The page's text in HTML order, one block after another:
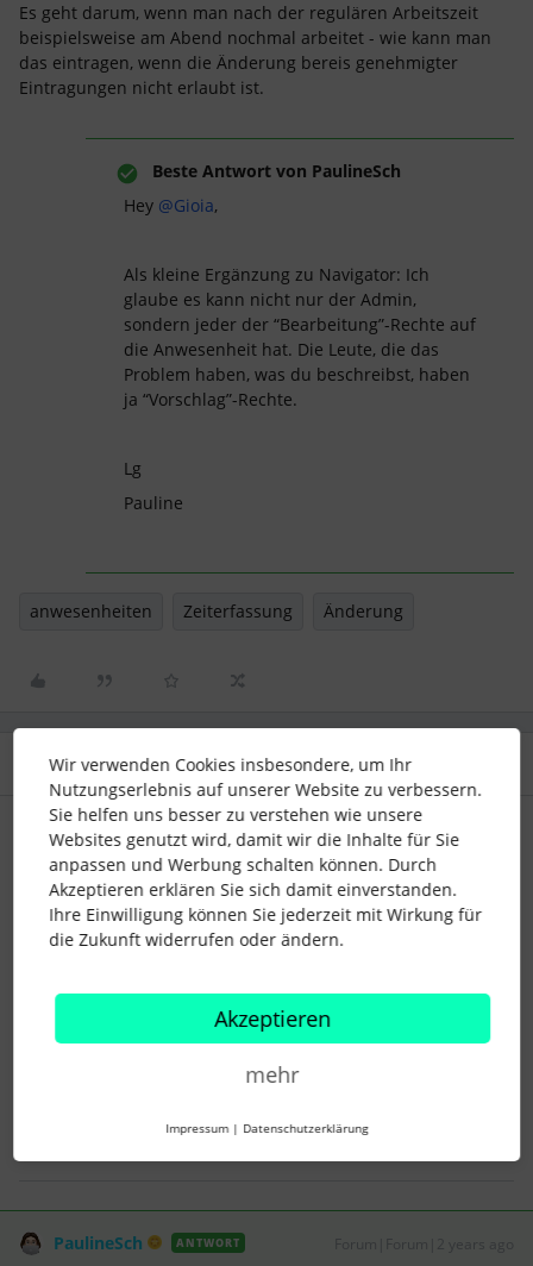
Es geht darum, wenn man nach der regulären Arbeitszeit
beispielsweise am Abend nochmal arbeitet - wie kann man
das eintragen, wenn die Änderung bereis genehmigter
Eintragungen nicht erlaubt ist.
Beste Antwort von PaulineSch
Hey @Gioia,
Als kleine Ergänzung zu Navigator: Ich
glaube es kann nicht nur der Admin,
sondern jeder der “Bearbeitung”-Rechte auf
die Anwesenheit hat. Die Leute, die das
Problem haben, was du beschreibst, haben
ja “Vorschlag”-Rechte.
Lg
Pauline
anwesenheiten Zeiterfassung Änderung
2 Antworten Älteste zuerst
Navigator Forum|Forum|2 years ago
Moin @Gioia
nachtragen von Zeiten in einem bereits genehmigten /
gesperrten Zeitraum kann nur noch der Admin soweit ich
Anker lichten und Segel setzen! Volle Kraft voraus in Richtung
PaulineSch ANTWORT
Wir verwenden Cookies insbesondere, um Ihr
Nutzungserlebnis auf unserer Website zu verbessern.
Sie helfen uns besser zu verstehen wie unsere
Websites genutzt wird, damit wir die Inhalte für Sie
anpassen und Werbung schalten können. Durch
Akzeptieren erklären Sie sich damit einverstanden.
Ihre Einwilligung können Sie jederzeit mit Wirkung für
die Zukunft widerrufen oder ändern.
Akzeptieren
mehr
Impressum | Datenschutzerklärung